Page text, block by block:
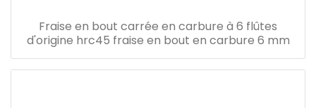
Fraise en bout carrée en carbure à 6 flûtes
d'origine hrc45 fraise en bout en carbure 6 mm